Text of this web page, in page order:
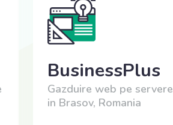
BusinessPlus
Gazduire web pe servere
in Brasov, Romania